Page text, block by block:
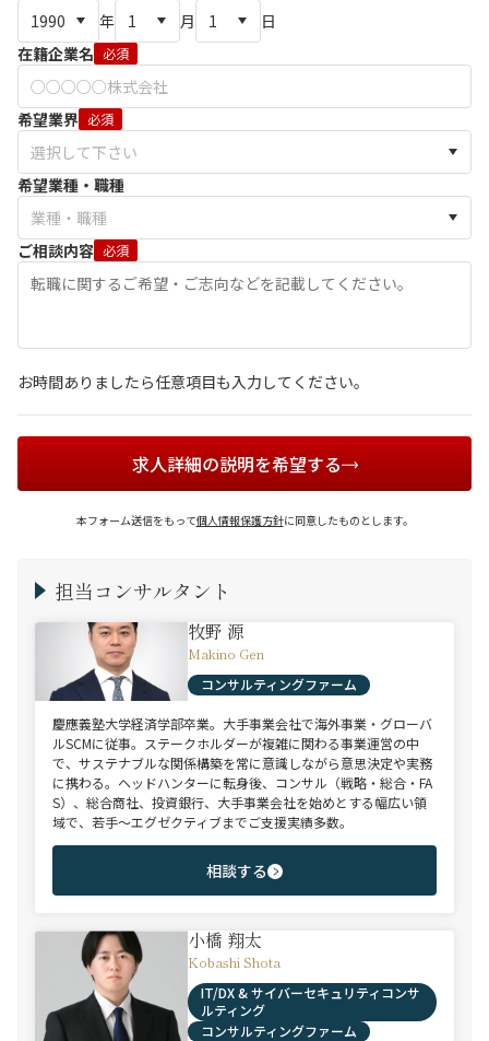
年 月
日
在籍企業名 必須
希望業界 必須
希望業種・職種
ご相談内容 必須
お時間ありましたら任意項目も入力してください。
求人詳細の説明を希望する
本フォーム送信をもって個人情報保護方針に同意したものとします。
担当コンサルタント
牧野 源
Makino Gen
コンサルティングファーム
慶應義塾大学経済学部卒業。大手事業会社で海外事業・グローバ
ルSCMに従事。ステークホルダーが複雑に関わる事業運営の中
で、サステナブルな関係構築を常に意識しながら意思決定や実務
に携わる。ヘッドハンターに転身後、コンサル（戦略・総合・FA
S）、総合商社、投資銀行、大手事業会社を始めとする幅広い領
域で、若手～エグゼクティブまでご支援実績多数。
相談する
小橋 翔太
Kobashi Shota
IT/DX & サイバーセキュリティコンサ
ルティング
コンサルティングファーム